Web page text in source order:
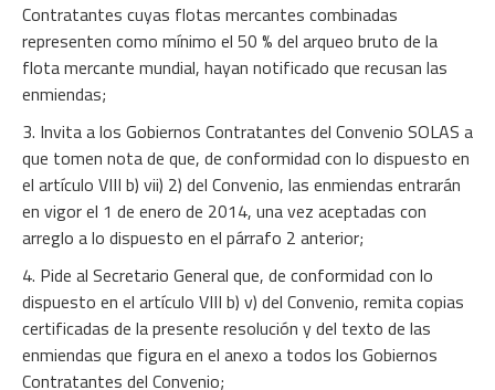
Contratantes cuyas flotas mercantes combinadas
representen como mínimo el 50 % del arqueo bruto de la
flota mercante mundial, hayan notificado que recusan las
enmiendas;
3. Invita a los Gobiernos Contratantes del Convenio SOLAS a
que tomen nota de que, de conformidad con lo dispuesto en
el artículo VIII b) vii) 2) del Convenio, las enmiendas entrarán
en vigor el 1 de enero de 2014, una vez aceptadas con
arreglo a lo dispuesto en el párrafo 2 anterior;
4. Pide al Secretario General que, de conformidad con lo
dispuesto en el artículo VIII b) v) del Convenio, remita copias
certificadas de la presente resolución y del texto de las
enmiendas que figura en el anexo a todos los Gobiernos
Contratantes del Convenio;